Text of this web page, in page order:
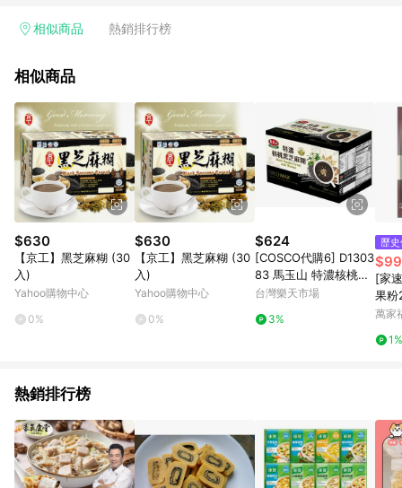
單，皆不在點數回饋範圍內。 3. 如購買以下類別商品，將無法獲
球嚴選、商城、專案商品、「草莓網」全館商品。 4. 如取消訂
回饋。 5. 點數回饋會扣除所有折扣優惠後之最終發票金額計算，
實際回饋請依LINE購物通知為主。 6. 訂單如有使用東森購物
ETMall站內之折扣優惠(包含但不限於東森幣、樂透金、東森現金
券等)，不具點數回饋資格。詳細請依東森購物ETMall之結帳頁面
顯示為準。 7. LINE購物設有「單一商品最高回饋點數」機制(特
殊活動時開放「回饋無上限」)，以同一訂單中同一商品不論件數
計算，並依訂單成立時間當下LINE購物所設定的回饋機制為準。
8. LINE購物為購物資訊整合性平台，商品資料更新會有時間差，
如顯示之商品規格、顏色、價位、贈品與東森購物ETMall銷售網
頁不符，以銷售網頁標示為準。 9. 若有贈點爭議，請務必於訂單
日期+180天以內至LINE購物客服洽詢；若超過180天(含)以上進
行申訴，恕無法贈點回饋。 10. 部分點數紅包僅限指定商品使
用，或不適用於無回饋商品。各點數紅包之適用商品與使用條件
相似商品 熱銷排行榜
相似商品
$630
【京工】黑芝麻糊 (30
入)
Yahoo購物中心
0%
$630
【京工】黑芝麻糊 (30
入)
Yahoo購物中心
0%
$624
[COSCO代購6] D1303
83 馬玉山 特濃核桃黑
芝麻糊 37公克 X 50包
台灣樂天市場
3%
歷
$99
[家
果粉
萬家
1%
熱銷排行榜